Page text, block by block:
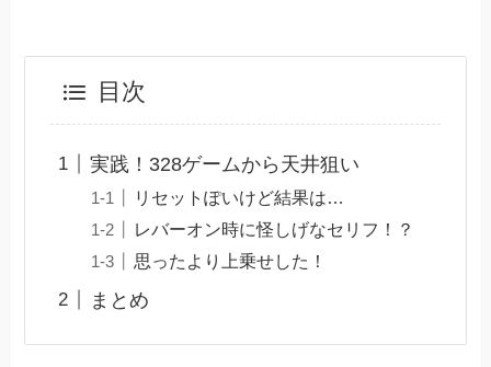
目次
実践！328ゲームから天井狙い
リセットぽいけど結果は…
レバーオン時に怪しげなセリフ！？
思ったより上乗せした！
まとめ